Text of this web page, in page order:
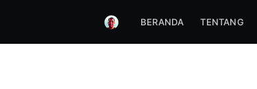
BERANDA TENTANG